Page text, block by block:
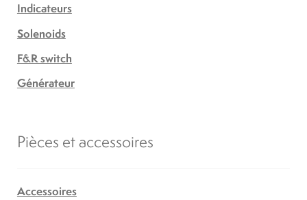
Indicateurs
Solenoids
F&R switch
Générateur
Pièces et accessoires
Accessoires